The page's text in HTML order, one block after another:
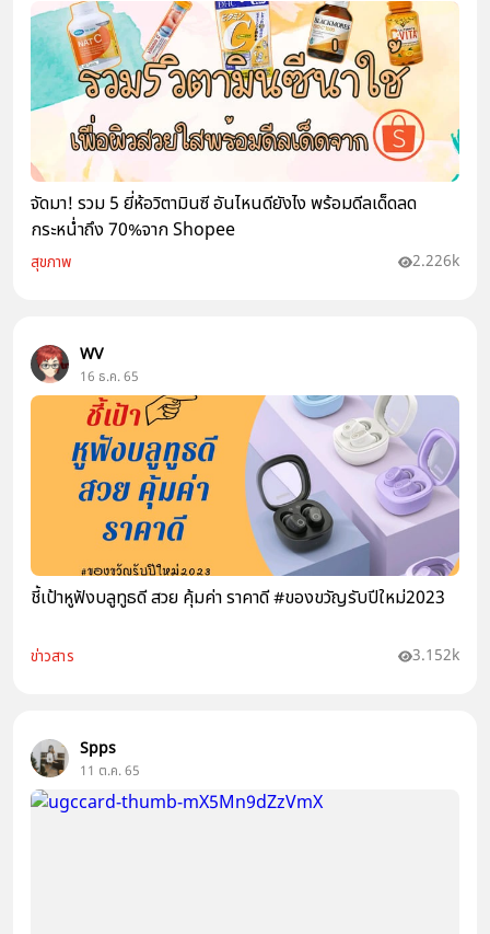
จัดมา! รวม 5 ยี่ห้อวิตามินซี อันไหนดียังไง พร้อมดีลเด็ดลด
กระหน่ำถึง 70%จาก Shopee
สุขภาพ 2.226k
WV
16 ธ.ค. 65
ชี้เป้าหูฟังบลูทูธดี สวย คุ้มค่า ราคาดี #ของขวัญรับปีใหม่2023
ข่าวสาร 3.152k
Spps
11 ต.ค. 65